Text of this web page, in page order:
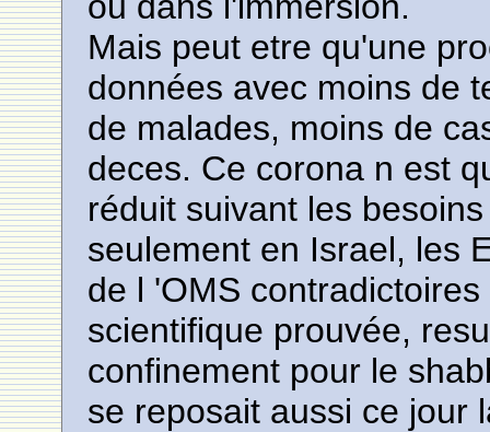
Mais peut etre qu'une
données avec moins de
de malades, moins de
deces. Ce corona n est
réduit suivant les
seulement en Israel, les
de l 'OMS
scientifique prouvée,
confinement pour le
se reposait aussi ce jour